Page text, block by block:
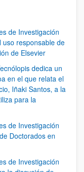
de Investigación
uso responsable de
de Elsevier
dedica un
en el que relata el
Iñaki Santos, a la
para la
de Investigación
Doctorados en
de Investigación